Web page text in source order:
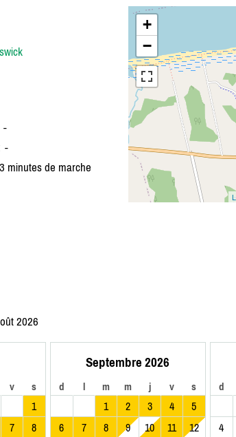
+
−
-
-
3 minutes de marche
2026
v s
1
7
8
Septembre 2026
d l m m j v s
1 2 3 4
5
6
7 8 9 10 11
12
d
4